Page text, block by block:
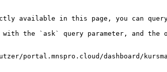
available in this page, you can query
with the `ask` query parameter, and
portal.mnspro.cloud/dashboard/